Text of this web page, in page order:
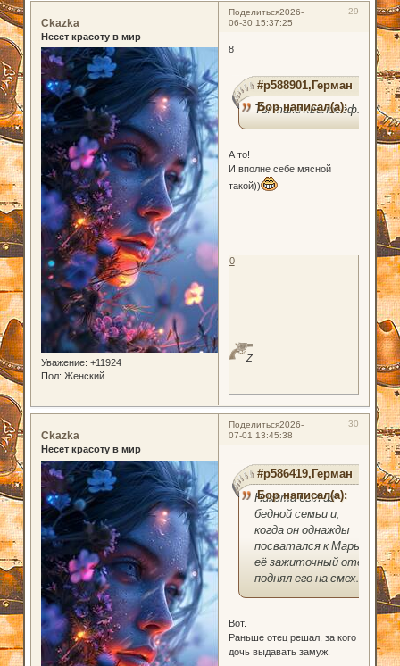
Поделиться 29
2026-
06-30 15:37:25
Ckazka
Несет красоту в мир
Уважение: +11924
Пол: Женский
8
#p588901,Герман
Бор написал(а):
Ты таки хвилософ...
А то!
И вполне себе мясной
такой))
Z
0
Поделиться 30
2026-
07-01 13:45:38
Ckazka
Несет красоту в мир
#p586419,Герман
Бор написал(а):
Никита был из
бедной семьи и,
когда он однажды
посватался к Марье,
её зажиточный отец
поднял его на смех.
Вот.
Раньше отец решал, за кого
дочь выдавать замуж.